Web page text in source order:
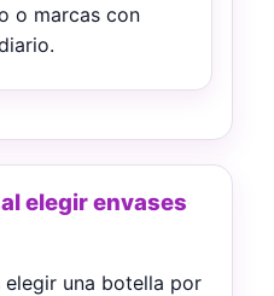
o marcas con
elegir envases
elegir una botella por